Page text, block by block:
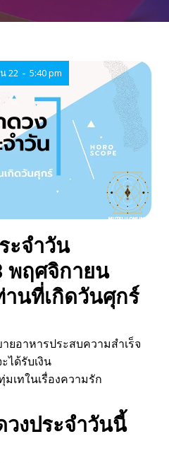
22 - 5:40 pm
ะจำวัน
พฤศจิกายน
นที่เกิดวันศุกร์
ยอาหารประสบความสำเร็จ
ได้รับเงิน
มเทในเรื่องความรัก
วงประจำวันนี้